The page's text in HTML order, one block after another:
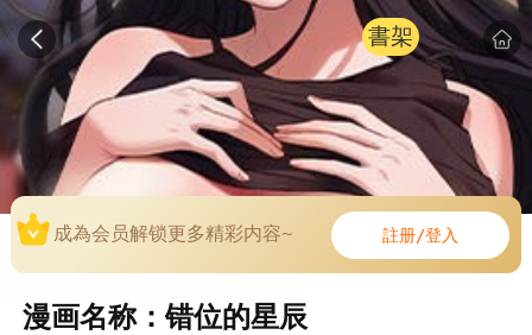
書架
成為会员解锁更多精彩内容~ 註册/登入
漫画名称：错位的星辰